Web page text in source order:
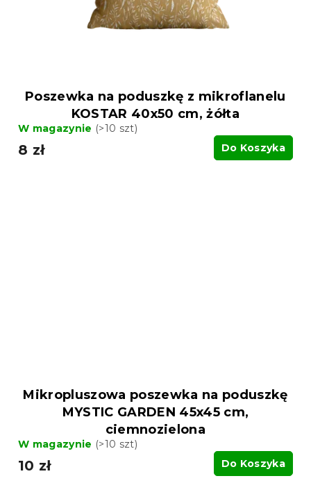
Poszewka na poduszkę z mikroflanelu
KOSTAR 40x50 cm, żółta
W magazynie (>10 szt)
8 zł Do Koszyka
Mikropluszowa poszewka na poduszkę
MYSTIC GARDEN 45x45 cm,
ciemnozielona
W magazynie (>10 szt)
10 zł Do Koszyka